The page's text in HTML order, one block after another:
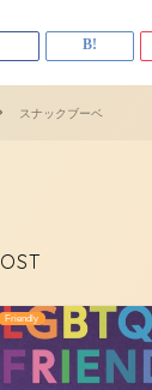
スナックブーベ
Friendly